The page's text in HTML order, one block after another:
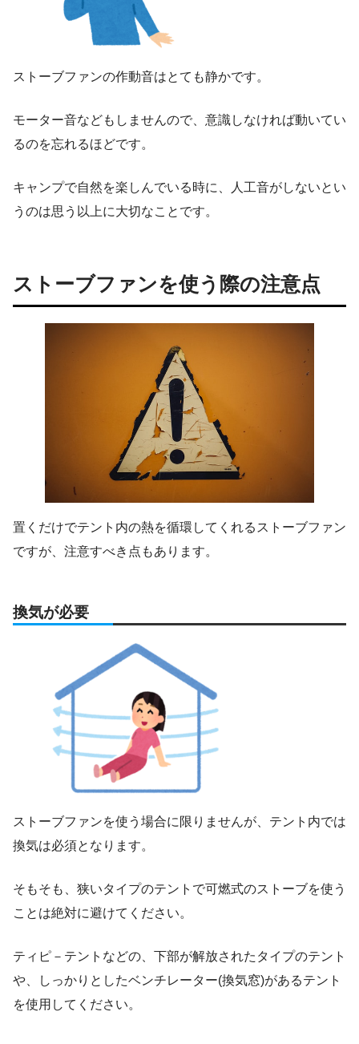
ストーブファンの作動音はとても静かです。
モーター音などもしませんので、意識しなければ動いてい
るのを忘れるほどです。
キャンプで自然を楽しんでいる時に、人工音がしないとい
うのは思う以上に大切なことです。
ストーブファンを使う際の注意点
置くだけでテント内の熱を循環してくれるストーブファン
ですが、注意すべき点もあります。
換気が必要
ストーブファンを使う場合に限りませんが、テント内では
換気は必須となります。
そもそも、狭いタイプのテントで可燃式のストーブを使う
ことは絶対に避けてください。
ティピ－テントなどの、下部が解放されたタイプのテント
や、しっかりとしたベンチレーター(換気窓)があるテント
を使用してください。